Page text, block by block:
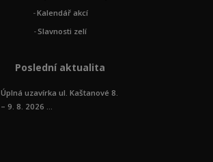
Kalendář akcí
Slavnosti zelí
Poslední aktualita
Úplná uzavírka ul. Kaštanové 8.
– 9. 8. 2026 ...